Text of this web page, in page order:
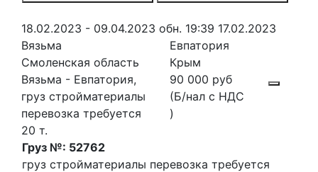
18.02.2023 - 09.04.2023 обн. 19:39 17.02.2023
Вязьма
Смоленская область
Евпатория
Крым
Вязьма - Евпатория,
груз стройматериалы
перевозка требуется
20 т.
90 000 руб
(Б/нал с НДС
)
Груз №: 52762
груз стройматериалы перевозка требуется